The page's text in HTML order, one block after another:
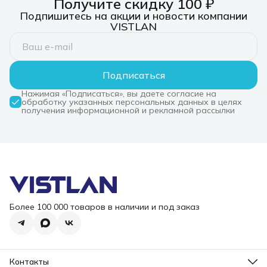
Получите скидку 100 ₽
Подпишитесь на акции и новости компании
VISTLAN
Подписаться
Нажимая «Подписаться», вы даете согласие на
обработку указанных персональных данных в целях
получения информационной и рекламной рассылки
Более 100 000 товаров в наличии и под заказ
Контакты